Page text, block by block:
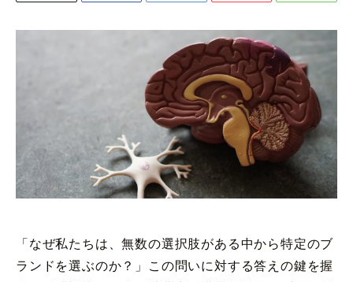
「なぜ私たちは、無数の選択肢がある中から特定のブ
ランドを選ぶのか？」この問いに対する答えの鍵を握